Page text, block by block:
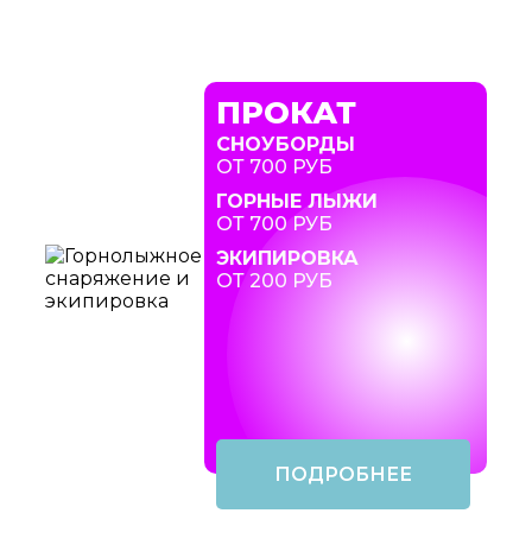
ПРОКАТ
СНОУБОРДЫ
ОТ 700 РУБ
ГОРНЫЕ ЛЫЖИ
ОТ 700 РУБ
ЭКИПИРОВКА
ОТ 200 РУБ
ПОДРОБНЕЕ